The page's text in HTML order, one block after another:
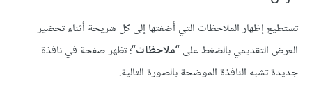
تستطيع إظهار الملاحظات التي أضفتها إلى كل شريحة أثناء تحضير
العرض التقديمي بالضغط على “ملاحظات“؛ تظهر صفحة في نافذة
جديدة تشبه النافذة الموضحة بالصورة التالية.